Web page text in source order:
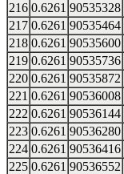
216 0.6261 90535328
217 0.6261 90535464
218 0.6261 90535600
219 0.6261 90535736
220 0.6261 90535872
221 0.6261 90536008
222 0.6261 90536144
223 0.6261 90536280
224 0.6261 90536416
225 0.6261 90536552